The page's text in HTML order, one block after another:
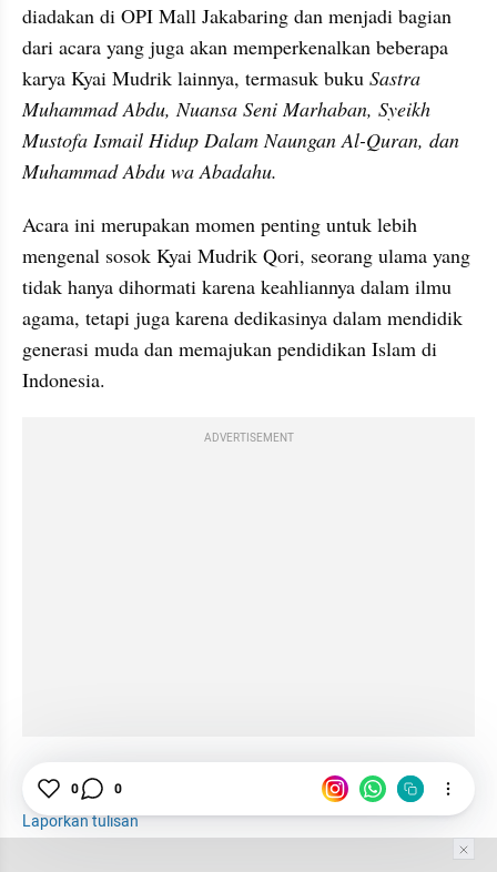
diadakan di OPI Mall Jakabaring dan menjadi bagian
dari acara yang juga akan memperkenalkan beberapa
karya Kyai Mudrik lainnya, termasuk buku Sastra
Muhammad Abdu, Nuansa Seni Marhaban, Syeikh
Mustofa Ismail Hidup Dalam Naungan Al-Quran, dan
Muhammad Abdu wa Abadahu.
Acara ini merupakan momen penting untuk lebih
mengenal sosok Kyai Mudrik Qori, seorang ulama yang
tidak hanya dihormati karena keahliannya dalam ilmu
agama, tetapi juga karena dedikasinya dalam mendidik
generasi muda dan memajukan pendidikan Islam di
Indonesia.
ADVERTISEMENT
Tokoh Ulama
Pesantren
Laporkan tulisan
0 0